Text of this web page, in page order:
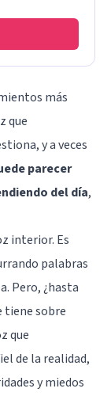
más
que
y a veces
parecer
del día,
interior. Es
palabras
Pero, ¿hasta
tiene sobre
que
de la realidad,
y miedos